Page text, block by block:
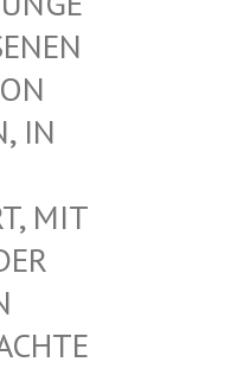
S
U
D
MIT B
K
M